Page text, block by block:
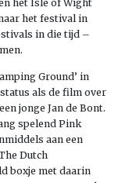
het Isle of Wight
het festival in
in die tijd –
Ground’ in
als de film over
jonge Jan de Bont.
spelend Pink
aan een
Dutch
boxje met daarin